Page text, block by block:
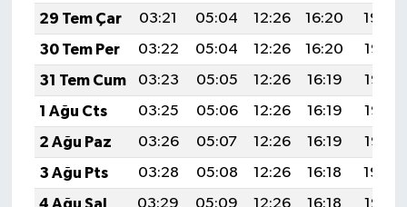
29 Tem Çar
03:21 05:04 12:26 16:20
19:39
30 Tem Per
03:22 05:04 12:26 16:20
19:38
31 Tem Cum
03:23 05:05 12:26 16:19
19:37
1 Ağu Cts
03:25 05:06 12:26 16:19
19:36
2 Ağu Paz
03:26 05:07 12:26 16:19
19:35
3 Ağu Pts
03:28 05:08 12:26 16:18
19:34
4 Ağu Sal
03:29 05:09 12:26 16:18
19:33